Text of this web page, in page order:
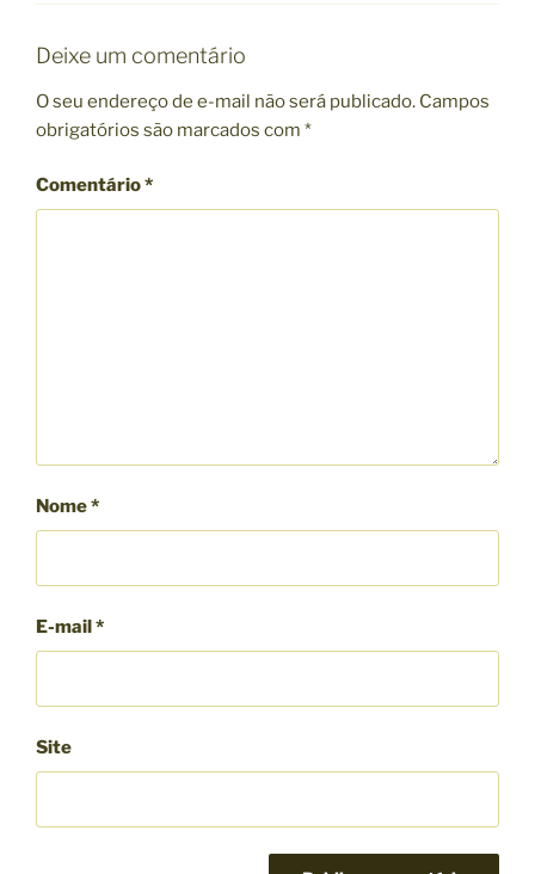
Deixe um comentário
O seu endereço de e-mail não será publicado. Campos
obrigatórios são marcados com *
Comentário*
Nome*
E-mail*
Site